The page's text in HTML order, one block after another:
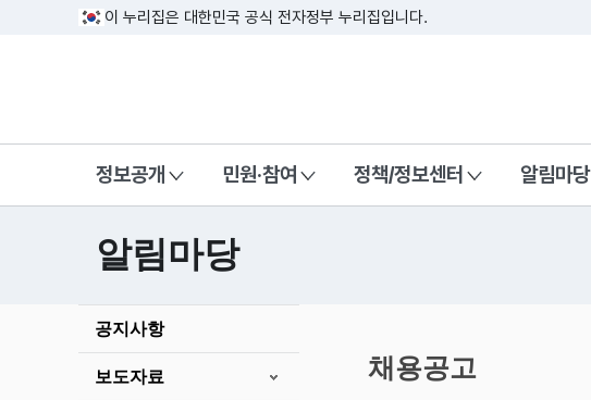
이 누리집은 대한민국 공식 전자정부 누리집입니다.
정보공개 민원·참여 정책/정보센터 알림마당
알림마당
공지사항
보도자료
시
작
채용공고